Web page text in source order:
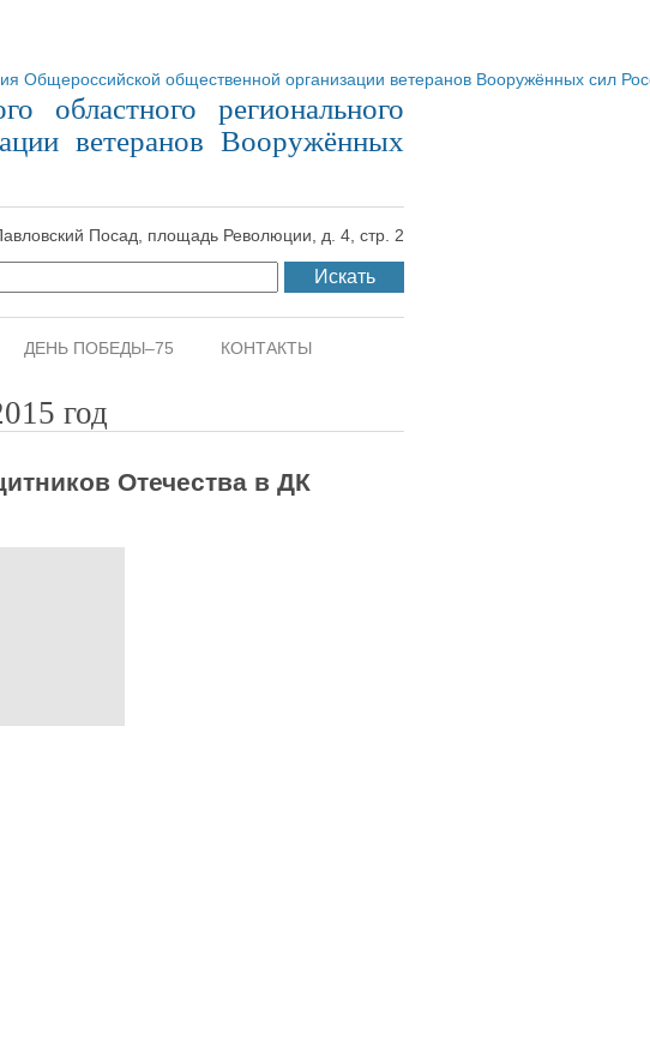
областного регионального
ветеранов Вооружённых
Посад, площадь Революции, д. 4, стр. 2
ДЕНЬ ПОБЕДЫ–75 КОНТАКТЫ
год
Отечества в ДК